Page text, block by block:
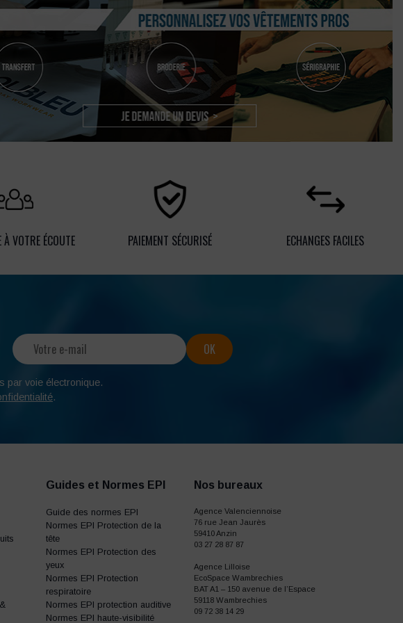
À VOTRE ÉCOUTE PAIEMENT SÉCURISÉ ECHANGES FACILES
par voie électronique.
.
Guides et Normes EPI
Guide des normes EPI
Normes EPI Protection de la
tête
Normes EPI Protection des
yeux
Normes EPI Protection
respiratoire
Normes EPI protection auditive
Normes EPI haute-visibilité
Nos bureaux
Agence Valenciennoise
76 rue Jean Jaurès
59410 Anzin
03 27 28 87 87
Agence Lilloise
EcoSpace Wambrechies
BAT A1 – 150 avenue de l’Espace
59118 Wambrechies
09 72 38 14 29